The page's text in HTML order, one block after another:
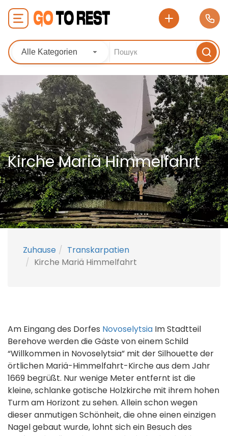
Alle Kategorien
Kirche Mariä Himmelfahrt
Zuhause
Transkarpatien
Kirche Mariä Himmelfahrt
Am Eingang des Dorfes Novoselytsia Im Stadtteil
Berehove werden die Gäste von einem Schild
“Willkommen in Novoselytsia” mit der Silhouette der
örtlichen Mariä-Himmelfahrt-Kirche aus dem Jahr
1669 begrüßt. Nur wenige Meter entfernt ist die
kleine, schlanke gotische Holzkirche mit ihrem hohen
Turm am Horizont zu sehen. Allein schon wegen
dieser anmutigen Schönheit, die ohne einen einzigen
Nagel gebaut wurde, lohnt sich ein Besuch des